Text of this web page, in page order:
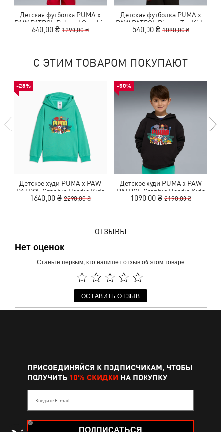
Детская футболка PUMA x
PAW PATROL Relaxed Graphic
Tee Kids
640,00 ₴ 1290,00 ₴
Детская футболка PUMA x
PAW PATROL Ringer Tee Kids
540,00 ₴ 1090,00 ₴
С ЭТИМ ТОВАРОМ ПОКУПАЮТ
-28%
Детское худи PUMA x PAW
PATROL Graphic Hoodie Kids
1640,00 ₴ 2290,00 ₴
-50%
Детское худи PUMA x PAW
PATROL Graphic Hoodie Kids
1090,00 ₴ 2190,00 ₴
ОТЗЫВЫ
Нет оценок
Станьте первым, кто напишет отзыв об этом товаре
ОСТАВИТЬ ОТЗЫВ
ПРИСОЕДИНЯЙСЯ К ПОДПИСЧИКАМ, ЧТОБЫ
ПОЛУЧИТЬ 10% СКИДКИ НА ПОКУПКУ
Введите E-mail
ПОДПИСАТЬСЯ